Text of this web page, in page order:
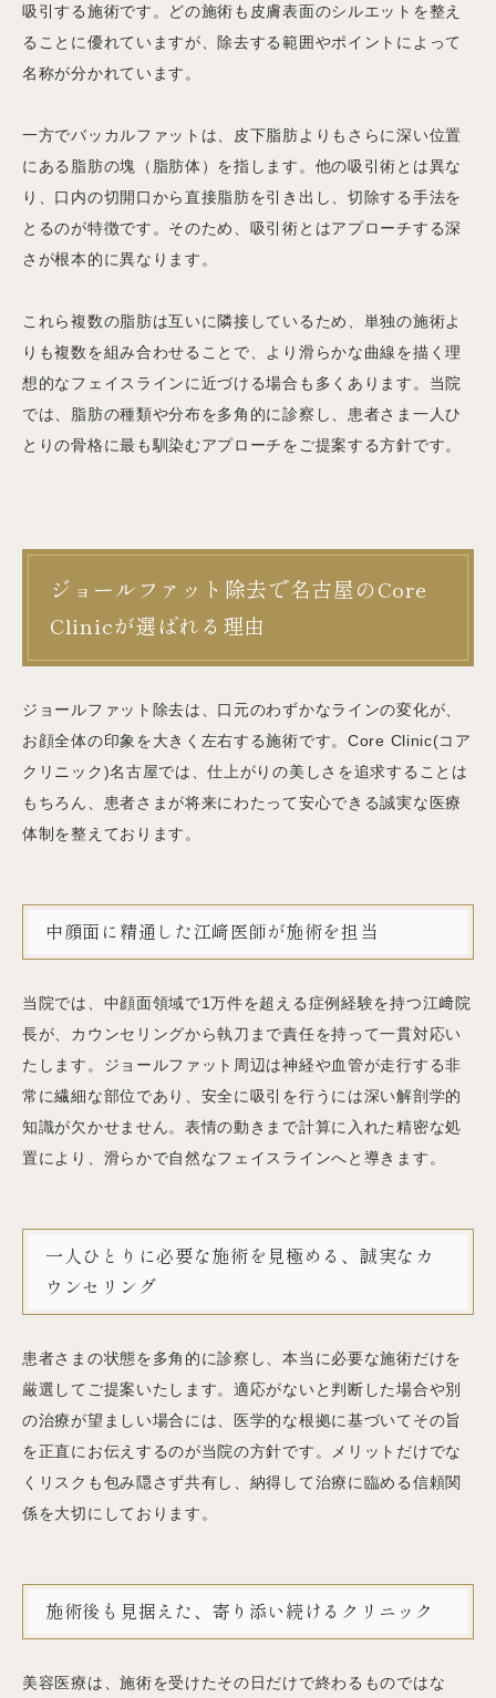
吸引する施術です。どの施術も皮膚表面のシルエットを整え
ることに優れていますが、除去する範囲やポイントによって
名称が分かれています。
一方でバッカルファットは、皮下脂肪よりもさらに深い位置
にある脂肪の塊（脂肪体）を指します。他の吸引術とは異な
り、口内の切開口から直接脂肪を引き出し、切除する手法を
とるのが特徴です。そのため、吸引術とはアプローチする深
さが根本的に異なります。
これら複数の脂肪は互いに隣接しているため、単独の施術よ
りも複数を組み合わせることで、より滑らかな曲線を描く理
想的なフェイスラインに近づける場合も多くあります。当院
では、脂肪の種類や分布を多角的に診察し、患者さま一人ひ
とりの骨格に最も馴染むアプローチをご提案する方針です。
ジョールファット除去で名古屋のCore
Clinicが選ばれる理由
ジョールファット除去は、口元のわずかなラインの変化が、
お顔全体の印象を大きく左右する施術です。Core Clinic(コア
クリニック)名古屋では、仕上がりの美しさを追求することは
もちろん、患者さまが将来にわたって安心できる誠実な医療
体制を整えております。
中顔面に精通した江﨑医師が施術を担当
当院では、中顔面領域で1万件を超える症例経験を持つ江﨑院
長が、カウンセリングから執刀まで責任を持って一貫対応い
たします。ジョールファット周辺は神経や血管が走行する非
常に繊細な部位であり、安全に吸引を行うには深い解剖学的
知識が欠かせません。表情の動きまで計算に入れた精密な処
置により、滑らかで自然なフェイスラインへと導きます。
一人ひとりに必要な施術を見極める、誠実なカ
ウンセリング
患者さまの状態を多角的に診察し、本当に必要な施術だけを
厳選してご提案いたします。適応がないと判断した場合や別
の治療が望ましい場合には、医学的な根拠に基づいてその旨
を正直にお伝えするのが当院の方針です。メリットだけでな
くリスクも包み隠さず共有し、納得して治療に臨める信頼関
係を大切にしております。
施術後も見据えた、寄り添い続けるクリニック
美容医療は、施術を受けたその日だけで終わるものではな